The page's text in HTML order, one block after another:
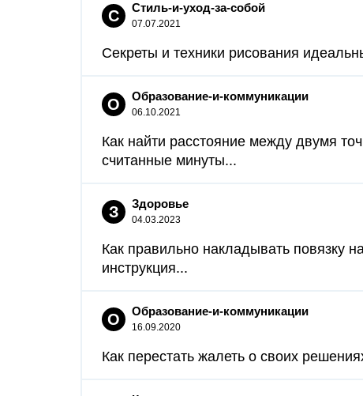
С Стиль-и-уход-за-собой
07.07.2021
Секреты и техники рисования
О Образование-и-коммуникации
06.10.2021
Как найти расстояние между двумя
считанные минуты...
З Здоровье
04.03.2023
Как правильно накладывать повязку
инструкция...
О Образование-и-коммуникации
16.09.2020
Как перестать жалеть о своих